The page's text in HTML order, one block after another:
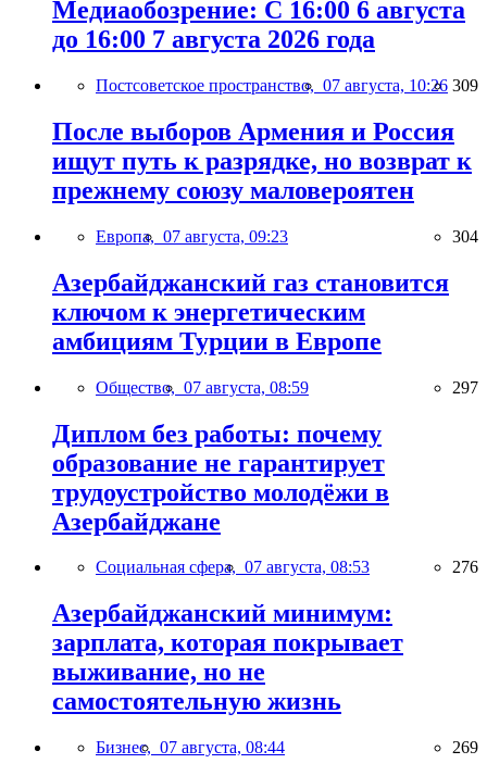
Медиаобозрение: С 16:00 6 августа
до 16:00 7 августа 2026 года
Постсоветское пространство, 07 августа, 10:26 309
После выборов Армения и Россия
ищут путь к разрядке, но возврат к
прежнему союзу маловероятен
Европа, 07 августа, 09:23 304
Азербайджанский газ становится
ключом к энергетическим
амбициям Турции в Европе
Общество, 07 августа, 08:59 297
Диплом без работы: почему
образование не гарантирует
трудоустройство молодёжи в
Азербайджане
Социальная сфера, 07 августа, 08:53 276
Азербайджанский минимум:
зарплата, которая покрывает
выживание, но не
самостоятельную жизнь
Бизнес, 07 августа, 08:44 269